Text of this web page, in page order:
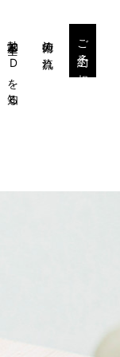
勃起不全・EDを知る 施術の流れ ご予約・ご相談